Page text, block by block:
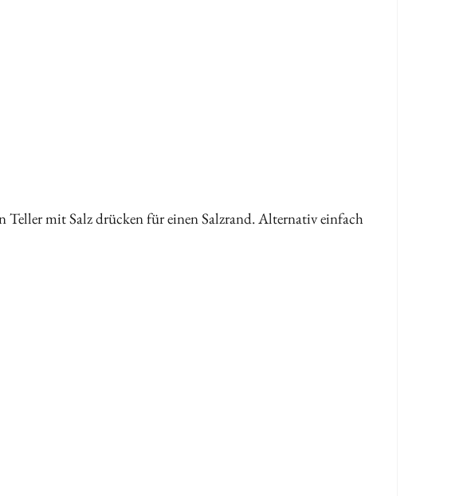
mit Salz drücken für einen Salzrand. Alternativ einfach